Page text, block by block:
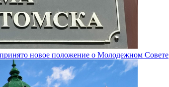
новое положение о Молодежном Совете